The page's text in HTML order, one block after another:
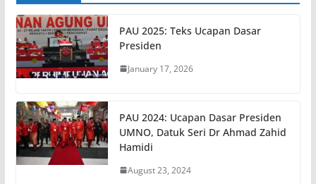
PAU 2025: Teks Ucapan Dasar
Presiden
January 17, 2026
PAU 2024: Ucapan Dasar Presiden
UMNO, Datuk Seri Dr Ahmad Zahid
Hamidi
August 23, 2024